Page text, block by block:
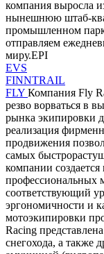
компания выросла
нынешнюю штаб-
промышленном
отправляем
миру.EPI
EVS
FINNTRAIL
FLY Компания Fly
резво ворваться в
рынка экипировки
реализация
продвижения
самых
компании
профессиональных
соответствующий
эргономичности и
мотоэкипировки
Racing
снегохода, а также